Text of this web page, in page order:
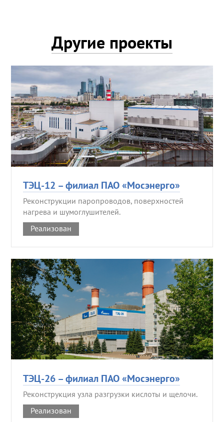
Другие проекты
ТЭЦ-12 – филиал ПАО «Мосэнерго»
Реконструкции паропроводов, поверхностей
нагрева и шумоглушителей.
Реализован
ТЭЦ-26 – филиал ПАО «Мосэнерго»
Реконструкция узла разгрузки кислоты и щелочи.
Реализован